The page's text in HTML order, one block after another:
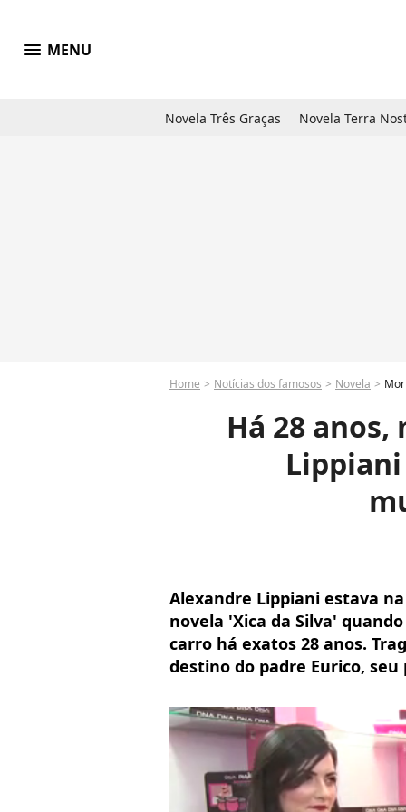
menu MENU
Novela Três Graças Novela Terra
Home Notícias dos famosos Novela
Há 28
Alexandre Lippiani estava
novela 'Xica da Silva'
carro há exatos 28 anos.
destino do padre Eurico,